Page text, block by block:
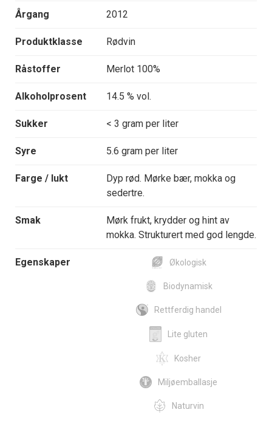
Årgang 2012
Produktklasse Rødvin
Råstoffer Merlot 100%
Alkoholprosent 14.5 % vol.
Sukker < 3 gram per liter
Syre 5.6 gram per liter
Farge / lukt
Dyp rød. Mørke bær, mokka og
sedertre.
Smak
Mørk frukt, krydder og hint av
mokka. Strukturert med god lengde.
Egenskaper Økologisk
Biodynamisk
Rettferdig handel
Lite gluten
Kosher
Miljøemballasje
Naturvin